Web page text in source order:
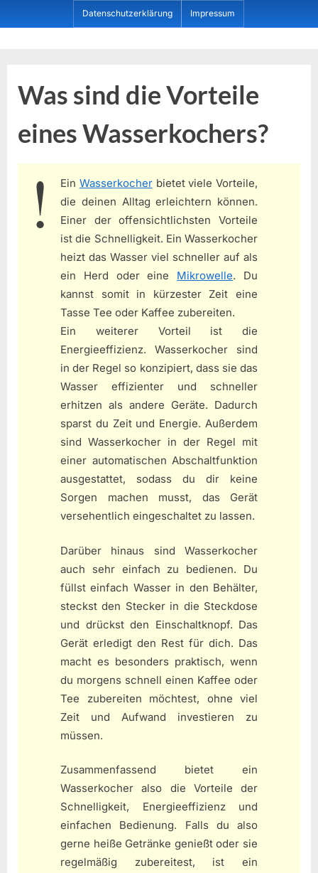
to
Datenschutzerklärung Impressum
Was sind die Vorteile
eines Wasserkochers?
Ein Wasserkocherbietet viele Vorteile,
die deinen Alltag erleichtern können.
Einer der offensichtlichsten Vorteile
ist die Schnelligkeit. Ein Wasserkocher
heizt das Wasser viel schneller auf als
ein Herd oder eine Mikrowelle. Du
kannst somit in kürzester Zeit eine
Tasse Tee oder Kaffee zubereiten.
Ein weiterer Vorteil ist die
Energieeffizienz. Wasserkocher sind
in der Regel so konzipiert, dass sie das
Wasser effizienter und schneller
erhitzen als andere Geräte. Dadurch
sparst du Zeit und Energie. Außerdem
sind Wasserkocher in der Regel mit
einer automatischen Abschaltfunktion
ausgestattet, sodass du dir keine
Sorgen machen musst, das Gerät
versehentlich eingeschaltet zu lassen.
Darüber hinaus sind Wasserkocher
auch sehr einfach zu bedienen. Du
füllst einfach Wasser in den Behälter,
steckst den Stecker in die Steckdose
und drückst den Einschaltknopf. Das
Gerät erledigt den Rest für dich. Das
macht es besonders praktisch, wenn
du morgens schnell einen Kaffee oder
Tee zubereiten möchtest, ohne viel
Zeit und Aufwand investieren zu
müssen.
Zusammenfassend bietet ein
Wasserkocher also die Vorteile der
Schnelligkeit, Energieeffizienz und
einfachen Bedienung. Falls du also
gerne heiße Getränke genießt oder sie
regelmäßig zubereitest, ist ein